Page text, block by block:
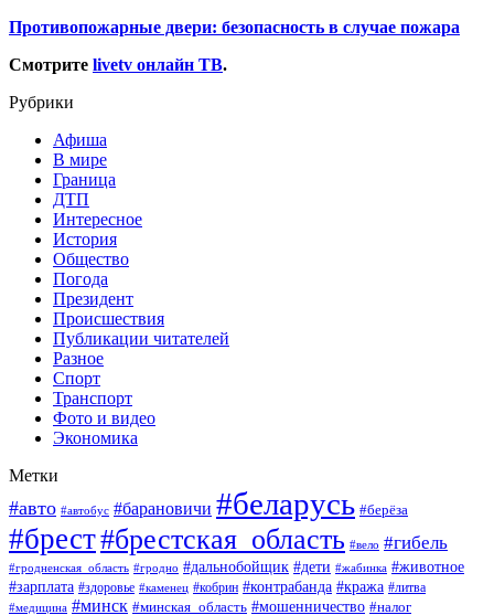
Противопожарные двери: безопасность в случае пожара
Смотрите livetv онлайн ТВ.
Рубрики
Афиша
В мире
Граница
ДТП
Интересное
История
Общество
Погода
Президент
Происшествия
Публикации читателей
Разное
Спорт
Транспорт
Фото и видео
Экономика
Метки
#авто #автобус #барановичи #беларусь #берёза
#брест#брестская_область #вело #гибель
#гродненская_область #гродно #дальнобойщик #дети #жабинка #животное
#зарплата #здоровье #каменец #кобрин #контрабанда #кража #литва
#медицина #минск #минская_область #мошенничество #налог